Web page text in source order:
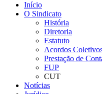
Início
O Sindicato
História
Diretoria
Estatuto
Acordos
Prestação de
FUP
CUT
Notícias